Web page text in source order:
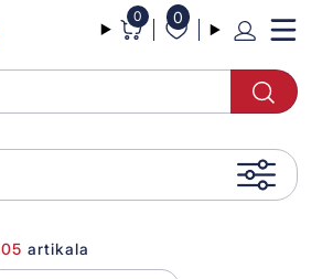
0 0
artikala